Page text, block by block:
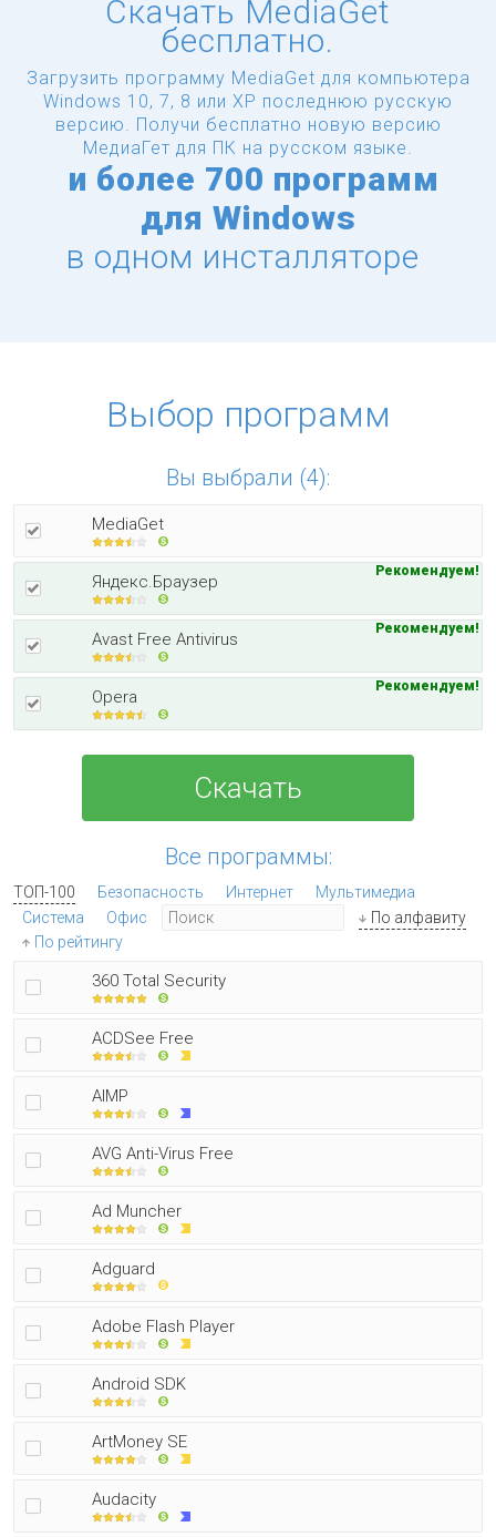
Скачать MediaGet
бесплатно.
Загрузить программу MediaGet для компьютера
Windows 10, 7, 8 или XP последнюю русскую
версию.
Получи бесплатно новую версию
МедиаГет для ПК на русском языке.
и более 700 программ
для Windows
в одном инсталляторе
Выбор программ
Вы выбрали (4):
MediaGet
Яндекс.Браузер
Рекомендуем!
Avast Free Antivirus
Рекомендуем!
Opera
Рекомендуем!
Скачать
Все программы:
ТОП-100 Безопасность Интернет
Мультимедиа
Система
Офис
По алфавиту
По рейтингу
360 Total Security
ACDSee Free
AIMP
AVG Anti-Virus Free
Ad Muncher
Adguard
Adobe Flash Player
Android SDK
ArtMoney SE
Audacity